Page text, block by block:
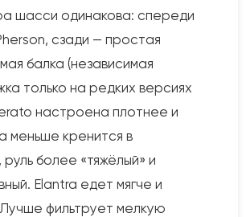
шасси одинакова: спереди
сзади — простая
балка (независимая
только на редких версиях
настроена плотнее и
меньше кренится в
более «тяжёлый» и
Elantra едет мягче и
фильтрует мелкую